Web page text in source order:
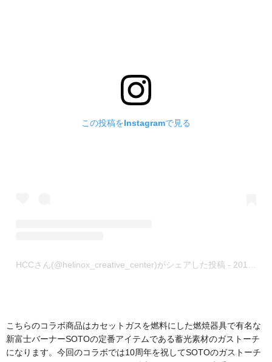
この投稿をInstagramで見る
HCCさん(@helinox_creative_center)がシェアした投稿 - 2019年 8月月28日午前3時52分PDT
こちらのコラボ商品はカセットガスを燃料にした燃焼器具で有名な
新富士バーナーSOTOの定番アイテムである蓄光素材のガストーチ
になります。今回のコラボでは10周年を祝してSOTOのガストーチ